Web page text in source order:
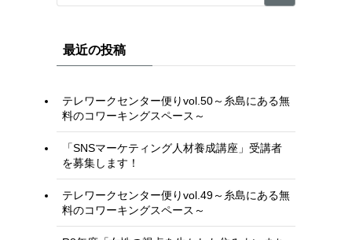
最近の投稿
テレワークセンター便りvol.50～糸島にある無
料のコワーキングスペース～
「SNSマーケティング人材養成講座」受講者
を募集します！
テレワークセンター便りvol.49～糸島にある無
料のコワーキングスペース～